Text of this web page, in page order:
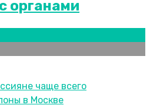
органами